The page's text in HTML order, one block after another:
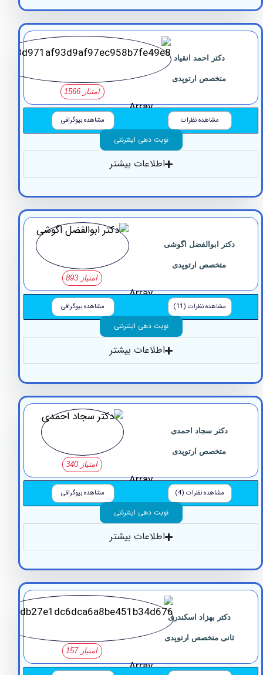
دکتر احمد انقیاد
متخصص ارتوپدی
Array
مشاهده نظرات مشاهده بیوگرافی
نوبت دهی اینترنتی
اطلاعات بیشتر
ابوالفضل اگوشی
متخصص ارتوپدی
Array
مشاهده نظرات (11) مشاهده بیوگرافی
نوبت دهی اینترنتی
اطلاعات بیشتر
دکتر سجاد احمدی
متخصص ارتوپدی
Array
مشاهده نظرات (4) مشاهده بیوگرافی
نوبت دهی اینترنتی
اطلاعات بیشتر
دکتر بهزاد اسکندری
ثانی متخصص ارتوپدی
Array